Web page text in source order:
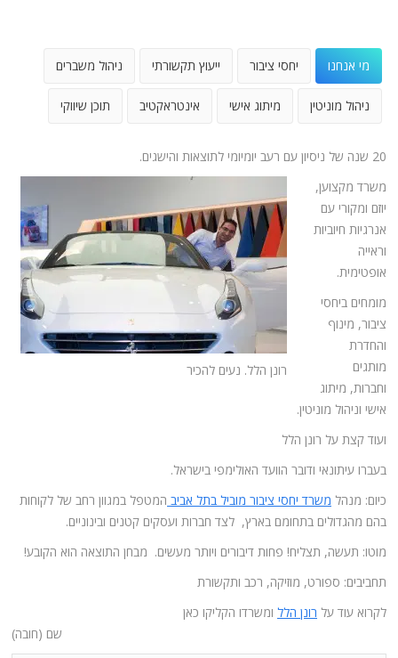
מי אנחנו יחסי ציבור ייעוץ תקשורתי ניהול משברים
ניהול מוניטין מיתוג אישי אינטראקטיב תוכן שיווקי
20 שנה של ניסיון עם רעב יומיומי לתוצאות והישגים.
רונן הלל. נעים להכיר
משרד מקצוען,
יוזם ומקורי עם
אנרגיות חיוביות
וראייה
אופטימית.
מומחים ביחסי
ציבור, מינוף
והחדרת
מותגים
וחברות, מיתוג
אישי וניהול מוניטין.
ועוד קצת על רונן הלל
בעברו עיתונאי ודובר הוועד האולימפי בישראל.
כיום: מנהל משרד יחסי ציבור מוביל בתל אביב המטפל במגוון רחב של לקוחות
בהם מהגדולים בתחומם בארץ, לצד חברות ועסקים קטנים ובינוניים.
מוטו: תעשה, תצליח! פחות דיבורים ויותר מעשים. מבחן התוצאה הוא הקובע!
תחביבים: ספורט, מוזיקה, רכב ותקשורת
לקרוא עוד על רונן הלל ומשרדו הקליקו כאן
שם (חובה)